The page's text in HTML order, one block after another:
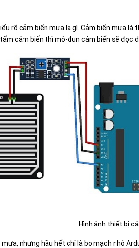
rõ cảm biến mưa là gì. Cảm biến mưa
cảm biến thì mô-đun cảm biến sẽ đọc
Hình ảnh thiết bị
nhưng hầu hết chỉ là bo mạch nhỏ